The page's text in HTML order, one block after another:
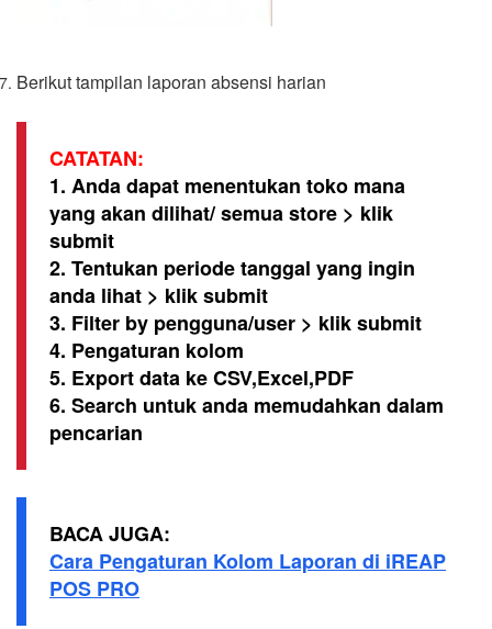
Berikut tampilan laporan absensi harian
CATATAN:
1. Anda dapat menentukan toko mana
yang akan dilihat/ semua store > klik
submit
2. Tentukan periode tanggal yang ingin
anda lihat > klik submit
3. Filter by pengguna/user > klik submit
4. Pengaturan kolom
5. Export data ke CSV,Excel,PDF
6. Search untuk anda memudahkan dalam
pencarian
BACA JUGA:
Cara Pengaturan Kolom Laporan di iREAP
POS PRO